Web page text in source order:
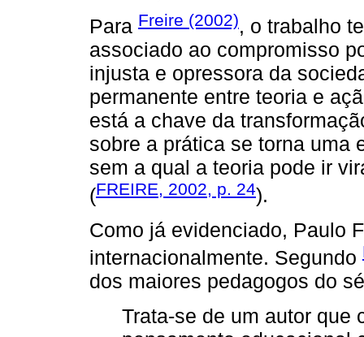
Para Freire (2002), o trabalho
associado ao compromisso
injusta e opressora da
permanente entre teoria e
está a chave da
sobre a prática se torna uma
sem a qual a teoria pode ir
(FREIRE, 2002, p. 24).
Como já evidenciado, Paulo
internacionalmente. Segundo
dos maiores pedagogos do
Trata-se de um autor que